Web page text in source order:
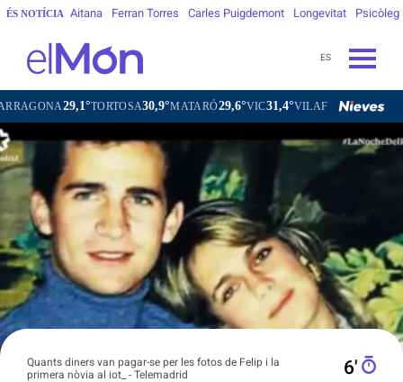
ÉS NOTÍCIA Aitana Ferran Torres Carles Puigdemont Longevitat Psicòleg
ES
30,9°MATARÓ29,6°VIC31,4°VILAFRANCA DEL PENEDÈS28,9°
Quants diners van pagar-se per les fotos de Felip i la
primera nòvia al iot_ - Telemadrid
6′